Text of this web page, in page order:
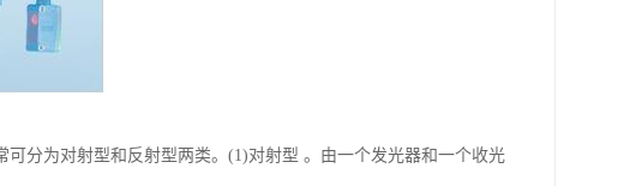
分为对射型和反射型两类。(1)对射型 。由一个发光器和一个收光